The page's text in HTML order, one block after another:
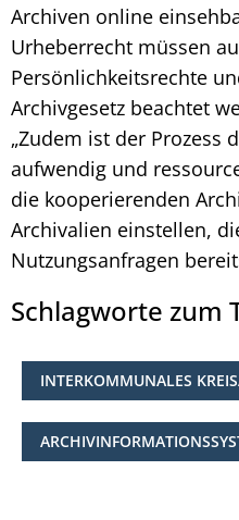
Archiven online
Urheberrecht müssen
Persönlichkeitsrechte
Archivgesetz beachtet
„Zudem ist der Prozess
aufwendig und
die kooperierenden
Archivalien einstellen,
Nutzungsanfragen
Schlagworte zum
INTERKOMMUNALES